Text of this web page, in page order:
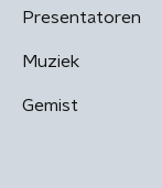
Presentatoren
Muziek
Gemist